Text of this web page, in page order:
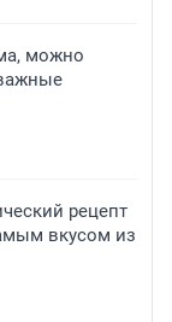
можно
рецепт
вкусом из